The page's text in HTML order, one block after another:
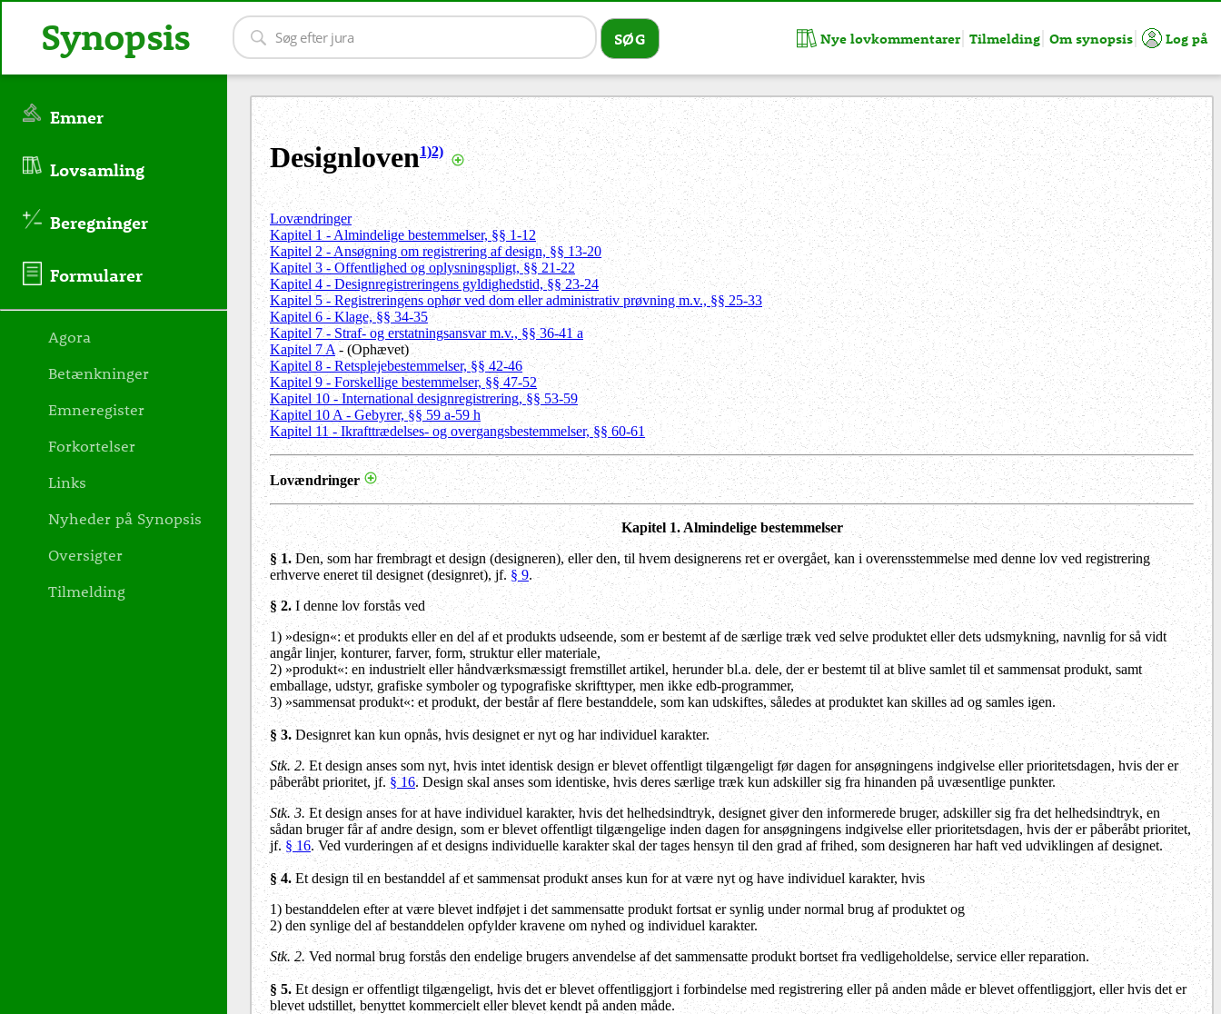
Designloven1)2)
Lovændringer
Kapitel 1 - Almindelige bestemmelser, §§ 1-12
Kapitel 2 - Ansøgning om registrering af design, §§ 13-20
Kapitel 3 - Offentlighed og oplysningspligt, §§ 21-22
Kapitel 4 - Designregistreringens gyldighedstid, §§ 23-24
Kapitel 5 - Registreringens ophør ved dom eller administrativ prøvning m.v., §§ 25-33
Kapitel 6 - Klage, §§ 34-35
Kapitel 7 - Straf- og erstatningsansvar m.v., §§ 36-41 a
Kapitel 7 A - (Ophævet)
Kapitel 8 - Retsplejebestemmelser, §§ 42-46
Kapitel 9 - Forskellige bestemmelser, §§ 47-52
Kapitel 10 - International designregistrering, §§ 53-59
Kapitel 10 A - Gebyrer, §§ 59 a-59 h
Kapitel 11 - Ikrafttrædelses- og overgangsbestemmelser, §§ 60-61
Lovændringer
Kapitel 1. Almindelige bestemmelser
§ 1.Den, som har frembragt et design (designeren), eller den, til hvem designerens ret er overgået, kan i overensstemmelse med denne lov ved registrering
erhverve eneret til designet (designret), jf. § 9.
§ 2.I denne lov forstås ved
1) »design«: et produkts eller en del af et produkts udseende, som er bestemt af de særlige træk ved selve produktet eller dets udsmykning, navnlig for så vidt
angår linjer, konturer, farver, form, struktur eller materiale,
2) »produkt«: en industrielt eller håndværksmæssigt fremstillet artikel, herunder bl.a. dele, der er bestemt til at blive samlet til et sammensat produkt, samt
emballage, udstyr, grafiske symboler og typografiske skrifttyper, men ikke edb-programmer,
3) »sammensat produkt«: et produkt, der består af flere bestanddele, som kan udskiftes, således at produktet kan skilles ad og samles igen.
§ 3. Designret kan kun opnås, hvis designet er nyt og har individuel karakter.
Stk. 2. Et design anses som nyt, hvis intet identisk design er blevet offentligt tilgængeligt før dagen for ansøgningens indgivelse eller prioritetsdagen, hvis der er
påberåbt prioritet, jf.§ 16. Design skal anses som identiske, hvis deres særlige træk kun adskiller sig fra hinanden på uvæsentlige punkter.
Stk. 3. Et design anses for at have individuel karakter, hvis det helhedsindtryk, designet giver den informerede bruger, adskiller sig fra det helhedsindtryk, en
sådan bruger får af andre design, som er blevet offentligt tilgængelige inden dagen for ansøgningens indgivelse eller prioritetsdagen, hvis der er påberåbt prioritet,
jf. § 16. Ved vurderingen af et designs individuelle karakter skal der tages hensyn til den grad af frihed, som designeren har haft ved udviklingen af designet.
§ 4.Et design til en bestanddel af et sammensat produkt anses kun for at være nyt og have individuel karakter, hvis
1) bestanddelen efter at være blevet indføjet i det sammensatte produkt fortsat er synlig under normal brug af produktet og
2) den synlige del af bestanddelen opfylder kravene om nyhed og individuel karakter.
Stk. 2.Ved normal brug forstås den endelige brugers anvendelse af det sammensatte produkt bortset fra vedligeholdelse, service eller reparation.
§ 5.Et design er offentligt tilgængeligt, hvis det er blevet offentliggjort i forbindelse med registrering eller på anden måde er blevet offentliggjort, eller hvis det er
blevet udstillet, benyttet kommercielt eller blevet kendt på anden måde.
Emner
Lovsamling
Beregninger
Formularer
Agora
Betænkninger
Emneregister
Forkortelser
Links
Nyheder på Synopsis
Oversigter
Tilmelding
Synopsis Nye lovkommentarer Tilmelding Om synopsis Log på